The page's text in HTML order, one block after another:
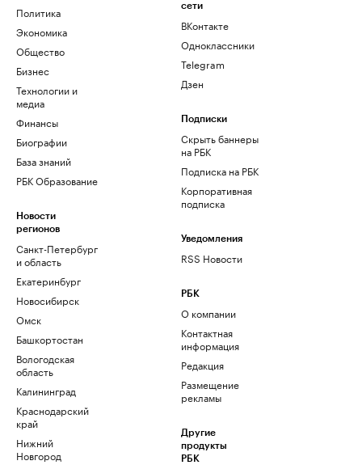
Политика
Экономика
Общество
Бизнес
Технологии и
медиа
Финансы
Биографии
База знаний
РБК Образование
Новости
регионов
Санкт-Петербург
и область
Екатеринбург
Новосибирск
Омск
Башкортостан
Вологодская
область
Калининград
Краснодарский
край
Нижний
Новгород
сети
ВКонтакте
Одноклассники
Telegram
Дзен
Подписки
Скрыть баннеры
на РБК
Подписка на РБК
Корпоративная
подписка
Уведомления
RSS Новости
РБК
О компании
Контактная
информация
Редакция
Размещение
рекламы
Другие
продукты
РБК